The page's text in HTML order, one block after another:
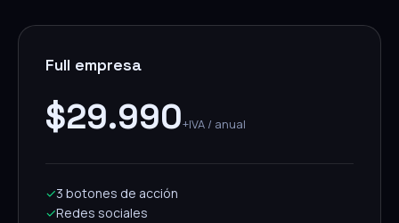
Full empresa
$29.990+IVA / anual
✓3 botones de acción
✓Redes sociales